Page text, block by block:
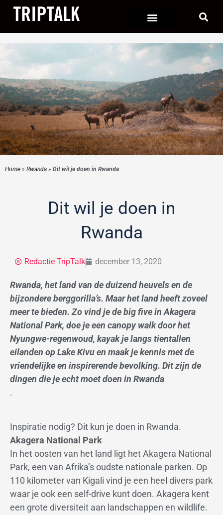
de
inhoud
Home » Rwanda » Dit wil je doen in Rwanda
Dit wil je doen in
Rwanda
Redactie TripTalk december 13, 2020
Rwanda, het land van de duizend heuvels en de
bijzondere berggorilla’s. Maar het land heeft zoveel
meer te bieden. Zo vind je de big five in Akagera
National Park, doe je een canopy walk door het
Nyungwe-regenwoud, kayak je langs tientallen
eilanden op Lake Kivu en maak je kennis met de
vriendelijke en inspirerende bevolking. Dit zijn de
dingen die je echt moet doen in Rwanda
.
Inspiratie nodig? Dit kun je doen in Rwanda.
Akagera National Park
In het oosten van het land ligt het Akagera National
Park, een van Afrika’s oudste nationale parken. Op
110 kilometer van Kigali vind je een heel divers park
waar je ook een self-drive kunt doen. Akagera kent
een grote diversiteit aan landschappen en wildlife.